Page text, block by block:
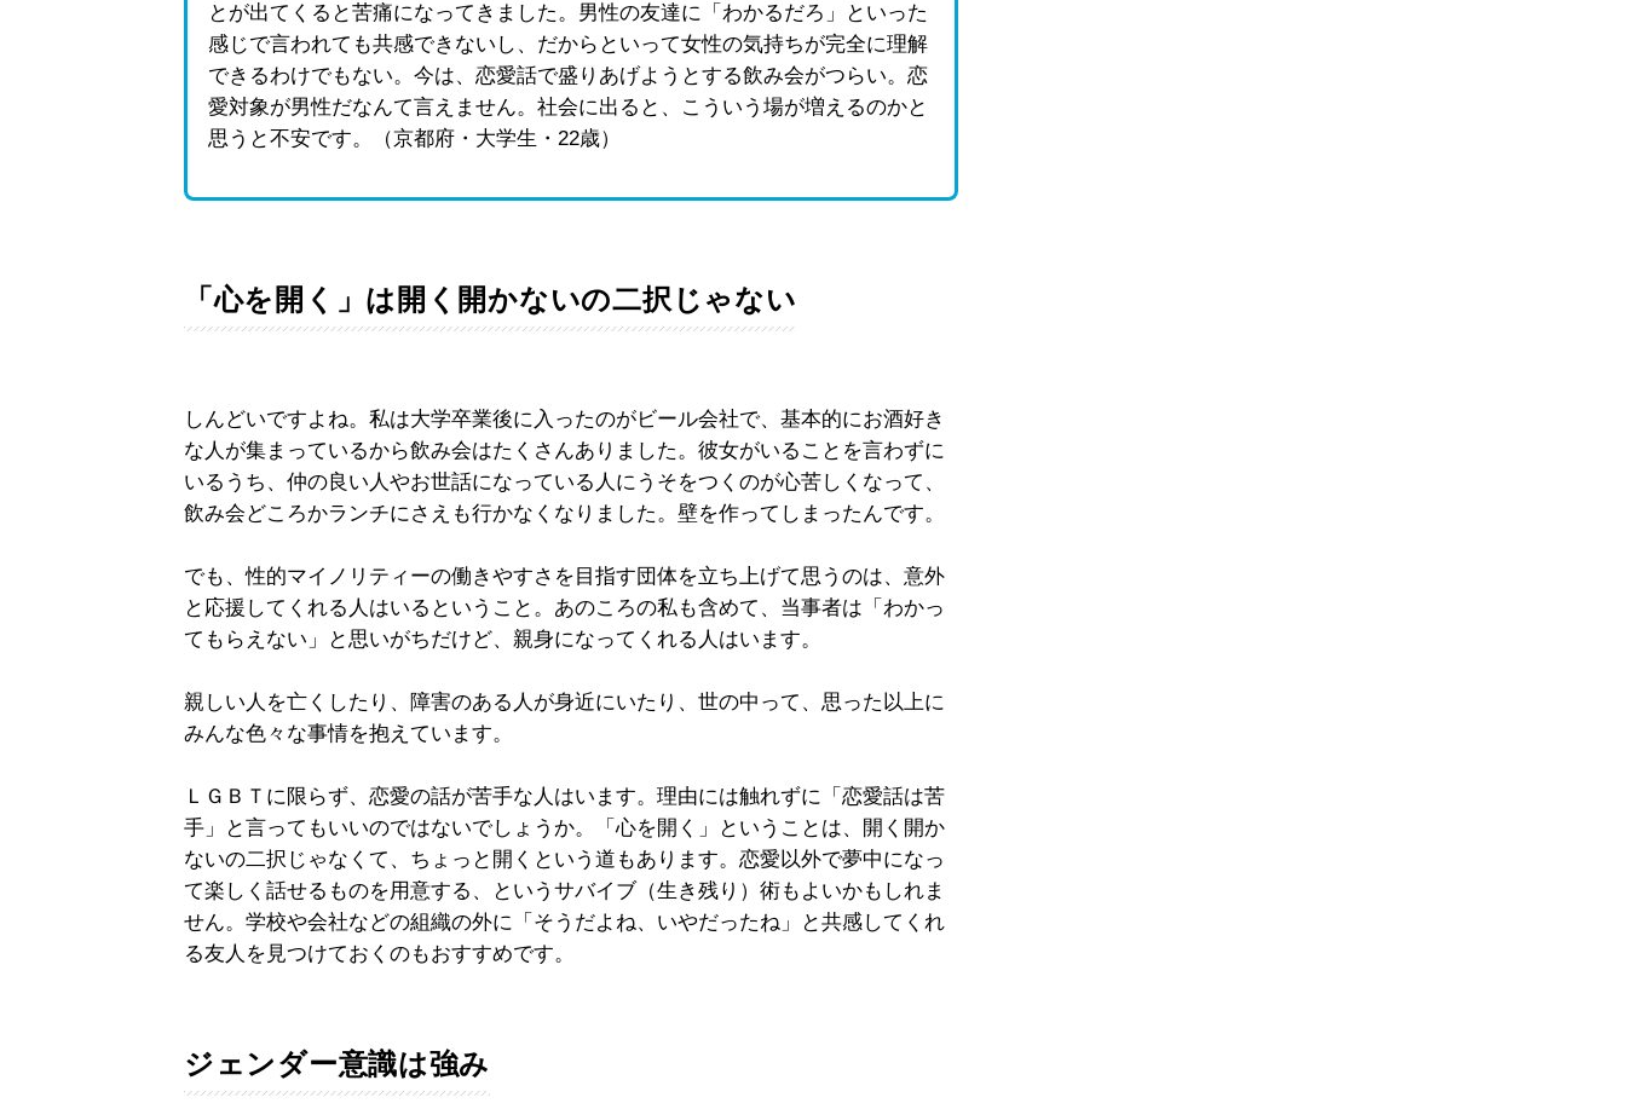
とが出てくると苦痛になってきました。男性の友達に「わかるだろ」といった
感じで言われても共感できないし、だからといって女性の気持ちが完全に理解
できるわけでもない。今は、恋愛話で盛りあげようとする飲み会がつらい。恋
愛対象が男性だなんて言えません。社会に出ると、こういう場が増えるのかと
思うと不安です。（京都府・大学生・22歳）
「心を開く」は開く開かないの二択じゃない
しんどいですよね。私は大学卒業後に入ったのがビール会社で、基本的にお酒好き
な人が集まっているから飲み会はたくさんありました。彼女がいることを言わずに
いるうち、仲の良い人やお世話になっている人にうそをつくのが心苦しくなって、
飲み会どころかランチにさえも行かなくなりました。壁を作ってしまったんです。
でも、性的マイノリティーの働きやすさを目指す団体を立ち上げて思うのは、意外
と応援してくれる人はいるということ。あのころの私も含めて、当事者は「わかっ
てもらえない」と思いがちだけど、親身になってくれる人はいます。
親しい人を亡くしたり、障害のある人が身近にいたり、世の中って、思った以上に
みんな色々な事情を抱えています。
ＬＧＢＴに限らず、恋愛の話が苦手な人はいます。理由には触れずに「恋愛話は苦
手」と言ってもいいのではないでしょうか。「心を開く」ということは、開く開か
ないの二択じゃなくて、ちょっと開くという道もあります。恋愛以外で夢中になっ
て楽しく話せるものを用意する、というサバイブ（生き残り）術もよいかもしれま
せん。学校や会社などの組織の外に「そうだよね、いやだったね」と共感してくれ
る友人を見つけておくのもおすすめです。
ジェンダー意識は強み